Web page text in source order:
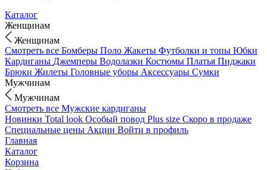
Каталог
Женщинам
Женщинам
Смотреть все Бомберы Поло Жакеты Футболки и топы Юбки
Кардиганы Джемперы Водолазки Костюмы Платья Пиджаки
Брюки Жилеты Головные уборы Аксессуары Сумки
Мужчинам
Мужчинам
Смотреть все Мужские кардиганы
Новинки Total look Особый повод Plus size Скоро в продаже
Специальные цены Акции Войти в профиль
Главная
Каталог
Корзина